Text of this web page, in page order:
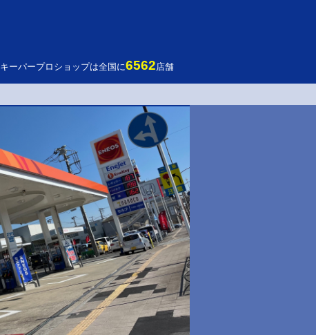
キーパープロショップは全国に6562店舗